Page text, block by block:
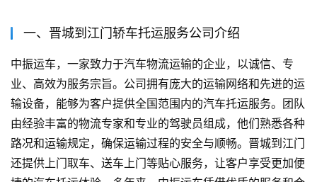
一、晋城到江门轿车托运服务公司介绍
中振运车，一家致力于汽车物流运输的企业，以诚信、专
业、高效为服务宗旨。公司拥有庞大的运输网络和先进的运
输设备，能够为客户提供全国范围内的汽车托运服务。团队
由经验丰富的物流专家和专业的驾驶员组成，他们熟悉各种
路况和运输规定，确保运输过程的安全与顺畅。晋城到江门
还提供上门取车、送车上门等贴心服务，让客户享受更加便